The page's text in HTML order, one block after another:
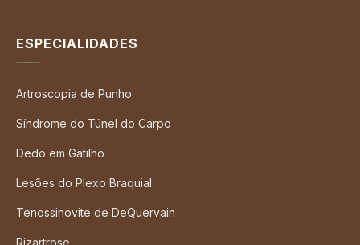
ESPECIALIDADES
Artroscopia de Punho
Síndrome do Túnel do Carpo
Dedo em Gatilho
Lesões do Plexo Braquial
Tenossinovite de DeQuervain
Rizartrose